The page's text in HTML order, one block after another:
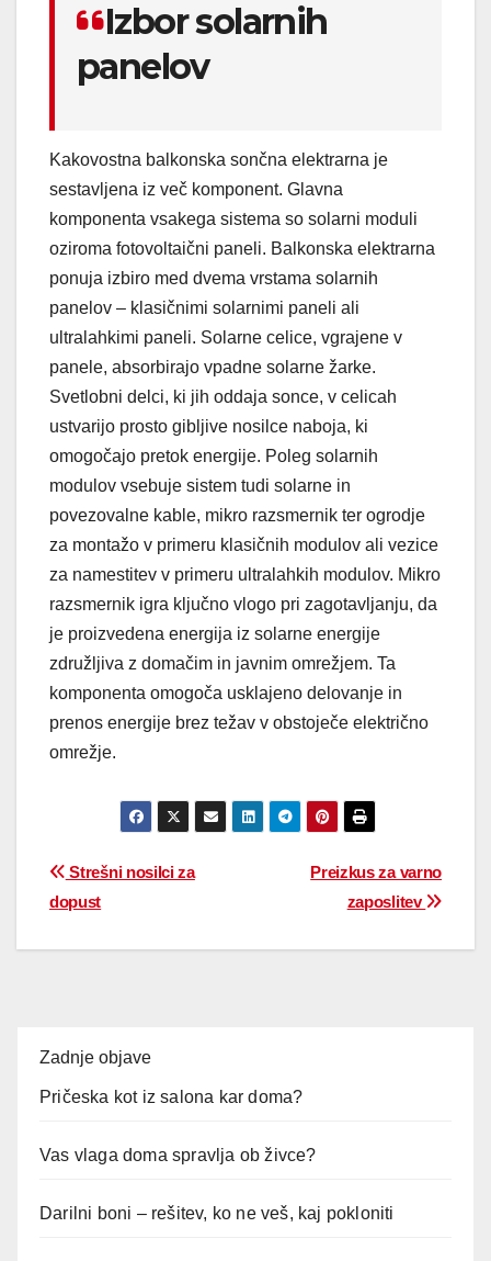
Izbor solarnih
panelov
Kakovostna balkonska sončna elektrarna je
sestavljena iz več komponent. Glavna
komponenta vsakega sistema so solarni moduli
oziroma fotovoltaični paneli. Balkonska elektrarna
ponuja izbiro med dvema vrstama solarnih
panelov – klasičnimi solarnimi paneli ali
ultralahkimi paneli. Solarne celice, vgrajene v
panele, absorbirajo vpadne solarne žarke.
Svetlobni delci, ki jih oddaja sonce, v celicah
ustvarijo prosto gibljive nosilce naboja, ki
omogočajo pretok energije. Poleg solarnih
modulov vsebuje sistem tudi solarne in
povezovalne kable, mikro razsmernik ter ogrodje
za montažo v primeru klasičnih modulov ali vezice
za namestitev v primeru ultralahkih modulov. Mikro
razsmernik igra ključno vlogo pri zagotavljanju, da
je proizvedena energija iz solarne energije
združljiva z domačim in javnim omrežjem. Ta
komponenta omogoča usklajeno delovanje in
prenos energije brez težav v obstoječe električno
omrežje.
Preizkus za varno
zaposlitev
Strešni nosilci za
dopust
Zadnje objave
Pričeska kot iz salona kar doma?
Vas vlaga doma spravlja ob živce?
Darilni boni – rešitev, ko ne veš, kaj pokloniti